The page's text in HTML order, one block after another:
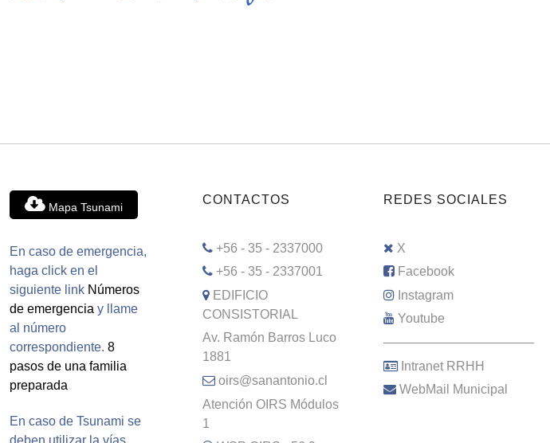
Mapa Tsunami
En caso de emergencia,
haga click en el
siguiente link Números
de emergencia y llame
al número
correspondiente. 8
pasos de una familia
preparada
En caso de Tsunami se
deben utilizar la vías
CONTACTOS
+56 - 35 - 2337000
+56 - 35 - 2337001
EDIFICIO
CONSISTORIAL
Av. Ramón Barros Luco
1881
oirs@sanantonio.cl
Atención OIRS Módulos
1
REDES SOCIALES
X
Facebook
Instagram
Youtube
–––––––––––––––––––––
Intranet RRHH
WebMail Municipal